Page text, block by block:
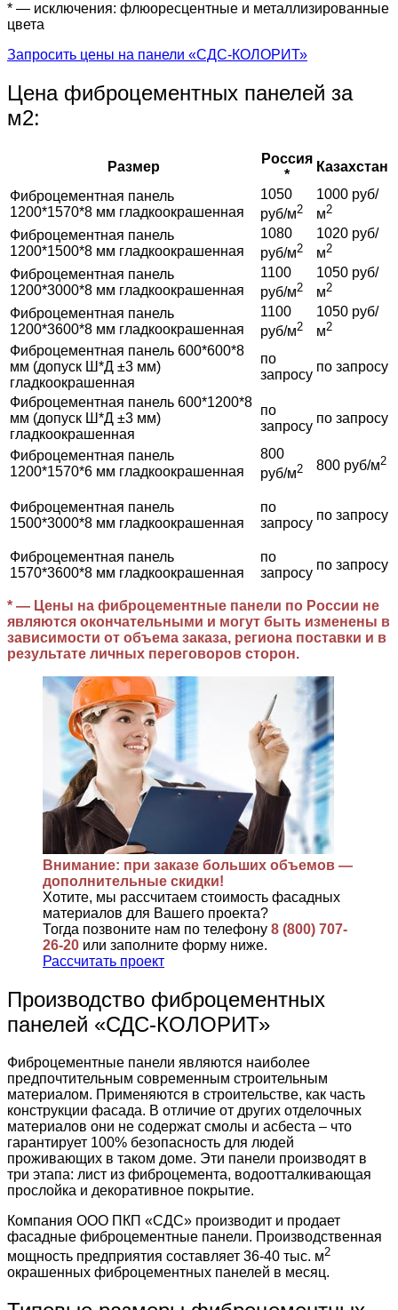
* — исключения: флюоресцентные и металлизированные
цвета
Запросить цены на панели «СДС-КОЛОРИТ»
Цена фиброцементных панелей за
м2:
Размер
Россия
*
Казахстан
Фиброцементная панель
1200*1570*8 мм гладкоокрашенная
1050
руб/м2
1000 руб/
м2
Фиброцементная панель
1200*1500*8 мм гладкоокрашенная
1080
руб/м2
1020 руб/
м2
Фиброцементная панель
1200*3000*8 мм гладкоокрашенная
1100
руб/м2
1050 руб/
м2
Фиброцементная панель
1200*3600*8 мм гладкоокрашенная
1100
руб/м2
1050 руб/
м2
Фиброцементная панель 600*600*8
мм (допуск Ш*Д ±3 мм)
гладкоокрашенная
по
запросу
по запросу
Фиброцементная панель 600*1200*8
мм (допуск Ш*Д ±3 мм)
гладкоокрашенная
по
запросу
по запросу
Фиброцементная панель
1200*1570*6 мм гладкоокрашенная
800
руб/м2 800 руб/м2
Фиброцементная панель
1500*3000*8 мм гладкоокрашенная
по
запросу
по запросу
Фиброцементная панель
1570*3600*8 мм гладкоокрашенная
по
запросу
по запросу
* — Цены на фиброцементные панели по России не
являются окончательными и могут быть изменены в
зависимости от объема заказа, региона поставки и в
результате личных переговоров сторон.
Внимание: при заказе больших объемов —
дополнительные скидки!
Хотите, мы рассчитаем стоимость фасадных
материалов для Вашего проекта?
Тогда позвоните нам по телефону 8 (800) 707-
26-20 или заполните форму ниже.
Рассчитать проект
Производство фиброцементных
панелей «СДС-КОЛОРИТ»
Фиброцементные панели являются наиболее
предпочтительным современным строительным
материалом. Применяются в строительстве, как часть
конструкции фасада. В отличие от других отделочных
материалов они не содержат смолы и асбеста – что
гарантирует 100% безопасность для людей
проживающих в таком доме. Эти панели производят в
три этапа: лист из фиброцемента, водоотталкивающая
прослойка и декоративное покрытие.
Компания ООО ПКП «СДС» производит и продает
фасадные фиброцементные панели. Производственная
мощность предприятия составляет 36-40 тыс. м2
окрашенных фиброцементных панелей в месяц.